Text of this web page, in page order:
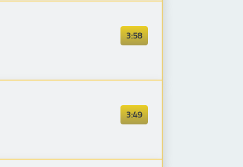
3:58
3:49